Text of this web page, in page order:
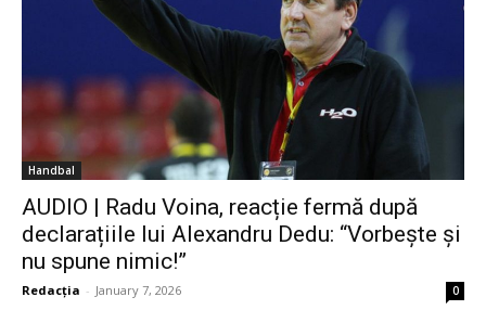
Handbal
AUDIO | Radu Voina, reacție fermă după
declarațiile lui Alexandru Dedu: “Vorbește și
nu spune nimic!”
Redacția - January 7, 2026 0